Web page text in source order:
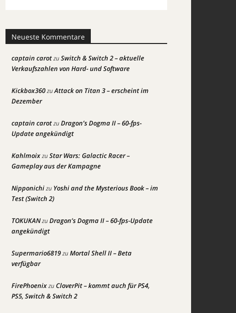
Neueste Kommentare
captain carotzuSwitch & Switch 2 – aktuelle
Verkaufszahlen von Hard- und Software
Kickbox360zuAttack on Titan 3 – erscheint im
Dezember
captain carotzuDragon’s Dogma II – 60-fps-
Update angekündigt
KahlmoixzuStar Wars: Galactic Racer –
Gameplay aus der Kampagne
Nipponichizu Yoshi and the Mysterious Book – im
Test (Switch 2)
TOKUKANzuDragon’s Dogma II – 60-fps-Update
angekündigt
Supermario6819zuMortal Shell II – Beta
verfügbar
FirePhoenixzuCloverPit – kommt auch für PS4,
PS5, Switch & Switch 2